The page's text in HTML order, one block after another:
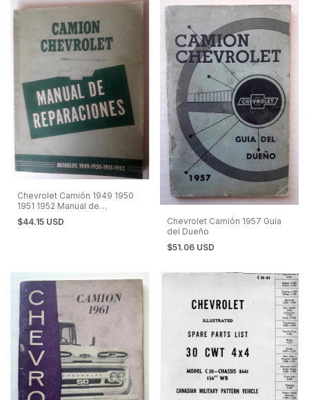
Chevrolet Camión 1949 1950
1951 1952 Manual de
Reparaciones en Español
$44.15 USD
Chevrolet Camión 1957 Guía
del Dueño
$51.06 USD